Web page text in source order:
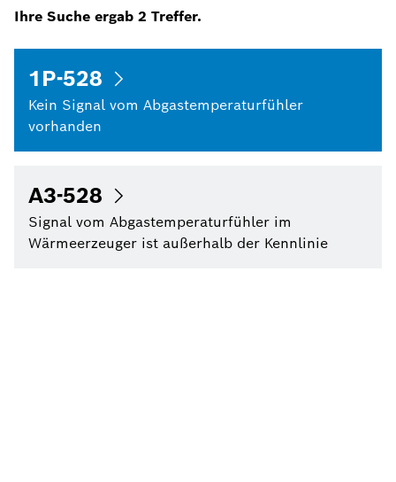
Ihre Suche ergab 2 Treffer.
1P-528
Kein Signal vom Abgastemperaturfühler
vorhanden
A3-528
Signal vom Abgastemperaturfühler im
Wärmeerzeuger ist außerhalb der Kennlinie